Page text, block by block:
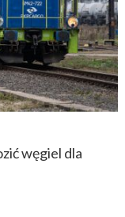
węgiel dla